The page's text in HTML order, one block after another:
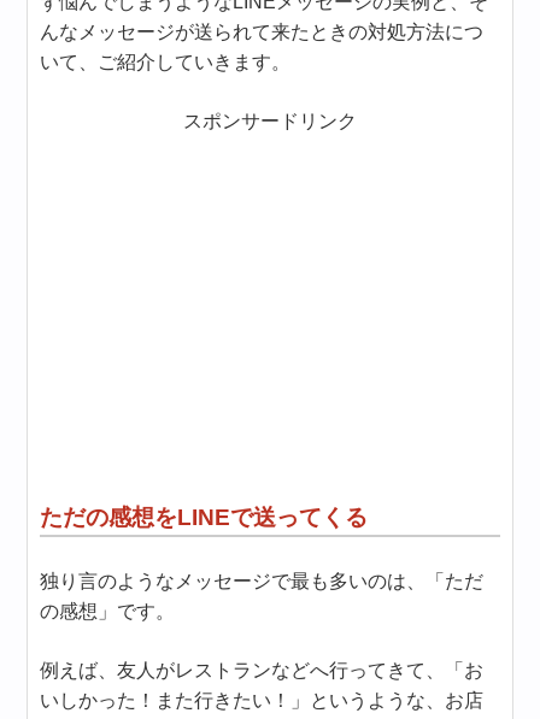
んなメッセージが送られて来たときの対処方法につ
いて、ご紹介していきます。
スポンサードリンク
ただの感想をLINEで送ってくる
独り言のようなメッセージで最も多いのは、「ただ
の感想」です。
例えば、友人がレストランなどへ行ってきて、「お
いしかった！また行きたい！」というような、お店